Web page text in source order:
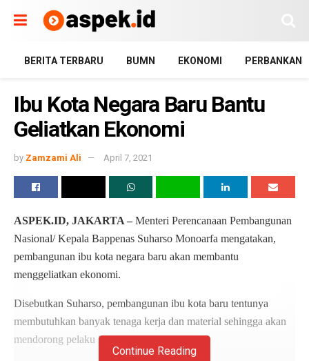
BERITA TERBARU BUMN EKONOMI PERBANKAN
Ibu Kota Negara Baru Bantu
Geliatkan Ekonomi
by Zamzami Ali April 7, 2021
ASPEK.ID, JAKARTA – Menteri Perencanaan Pembangunan
Nasional/ Kepala Bappenas Suharso Monoarfa mengatakan,
pembangunan ibu kota negara baru akan membantu
menggeliatkan ekonomi.
Disebutkan Suharso, pembangunan ibu kota baru tentunya
membutuhkan banyak tenaga kerja dan material sehingga akan
mendorong pelaku industri bergerak.
Continue Reading